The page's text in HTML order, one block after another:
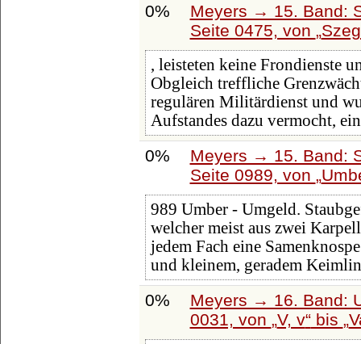
0%
Meyers → 15. Band:
Seite 0475, von
, leisteten keine Frondienste
Obgleich treffliche
regulären Militärdienst und
Aufstandes dazu vermocht, ein
0%
Meyers → 15. Band:
Seite 0989, von
989 Umber - Umgeld.
welcher meist aus zwei
jedem Fach eine
und kleinem, geradem
0%
Meyers → 16. Band:
0031, von V, v bis